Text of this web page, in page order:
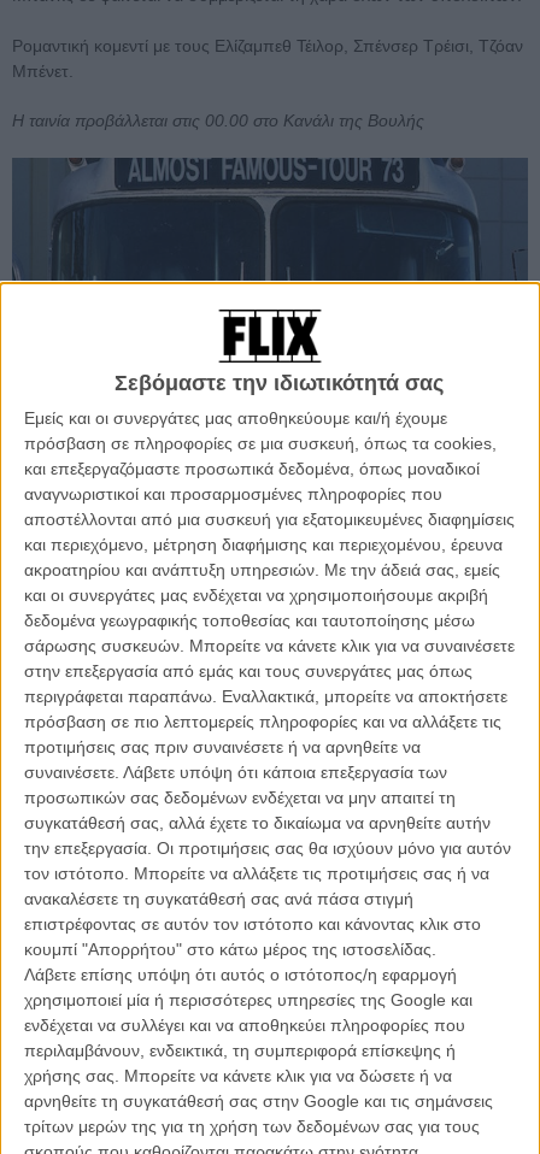
Σεβόμαστε την ιδιωτικότητά σας
Εμείς και οι συνεργάτες μας αποθηκεύουμε και/ή έχουμε
πρόσβαση σε πληροφορίες σε μια συσκευή, όπως τα cookies,
και επεξεργαζόμαστε προσωπικά δεδομένα, όπως μοναδικοί
αναγνωριστικοί και προσαρμοσμένες πληροφορίες που
αποστέλλονται από μια συσκευή για εξατομικευμένες διαφημίσεις
και περιεχόμενο, μέτρηση διαφήμισης και περιεχομένου, έρευνα
ακροατηρίου και ανάπτυξη υπηρεσιών. Με την άδειά σας, εμείς
και οι συνεργάτες μας ενδέχεται να χρησιμοποιήσουμε ακριβή
δεδομένα γεωγραφικής τοποθεσίας και ταυτοποίησης μέσω
σάρωσης συσκευών. Μπορείτε να κάνετε κλικ για να συναινέσετε
στην επεξεργασία από εμάς και τους συνεργάτες μας όπως
περιγράφεται παραπάνω. Εναλλακτικά, μπορείτε να αποκτήσετε
πρόσβαση σε πιο λεπτομερείς πληροφορίες και να αλλάξετε τις
προτιμήσεις σας πριν συναινέσετε ή να αρνηθείτε να
συναινέσετε. Λάβετε υπόψη ότι κάποια επεξεργασία των
προσωπικών σας δεδομένων ενδέχεται να μην απαιτεί τη
συγκατάθεσή σας, αλλά έχετε το δικαίωμα να αρνηθείτε αυτήν
την επεξεργασία. Οι προτιμήσεις σας θα ισχύουν μόνο για αυτόν
τον ιστότοπο. Μπορείτε να αλλάξετε τις προτιμήσεις σας ή να
ανακαλέσετε τη συγκατάθεσή σας ανά πάσα στιγμή
επιστρέφοντας σε αυτόν τον ιστότοπο και κάνοντας κλικ στο
κουμπί "Απορρήτου" στο κάτω μέρος της ιστοσελίδας.
Λάβετε επίσης υπόψη ότι αυτός ο ιστότοπος/η εφαρμογή
χρησιμοποιεί μία ή περισσότερες υπηρεσίες της Google και
ενδέχεται να συλλέγει και να αποθηκεύει πληροφορίες που
περιλαμβάνουν, ενδεικτικά, τη συμπεριφορά επίσκεψης ή
χρήσης σας. Μπορείτε να κάνετε κλικ για να δώσετε ή να
αρνηθείτε τη συγκατάθεσή σας στην Google και τις σημάνσεις
τρίτων μερών της για τη χρήση των δεδομένων σας για τους
Ρομαντική κομεντί με τους Ελίζαμπεθ Τέιλορ, Σπένσερ Τρέισι, Τζόαν
Μπένετ.
Η ταινία προβάλλεται στις 00.00 στο Κανάλι της Βουλής
Σχεδόν Διάσημοι (Almost Famous) του Κάμερον Κρόου
Είναι απίθανο ότι πέρασαν 20+1 χρόνια από την πρεμιέρα της
εμβληματικής πλέον (και αυτοβιογραφικής) ταινίας του Κάμερον
Κρόου. Kαι παρόλο που η επέτειός της έπεσε μέσα στην πανδημία,
οι φανς έκαναν διαδικτυακές εκδηλώσεις για να τη γιορτάσουν. Εμείς
ας την δούμε στην μικρή μας οθόνη, με την ελπίδα να ανεβάσουμε
την ένταση στα ηχεία της μεγάλης στα 25 της χρόνια.
Το «Σχεδόν Διάσημοι» («Almost Famous»), η ημι-βιογραφική ταινία
του Κάμερον Κρόου που αφηγείται τις περιπέτειες ενός 15χρονου
αγοριού, ο οποίος, κρύβοντας την ηλικία του, έπιασε το 1973
δουλειά στο μουσικό περιοδικό «Rolling Stone», ακολούθησε σε
περιοδεία ένα διάσημο συγκρότημα κι έζησε από κοντά τις ένδοξες
(και γλυκόπικρες) sex, drugs & rock 'n' roll μέρες της ροκ, κλείνει
σήμερα 15 χρόνια από την πρεμιέρα της. Είχε κυκλοφορήσει στην
Αμερική στις 13 Σεπτεμβρίου του 2000. Aκριβώς πάνω στην αλλαγή
της χιλιετίας, αποχαιρετούσε τους μύθους της προηγούμενης.
H ταινία προβάλλεται στις 00.00 στην ΕΡΤ 1